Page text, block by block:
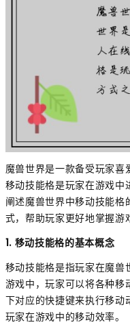
魔兽世界是一款备受玩家
移动技能格是玩家在游戏中
阐述魔兽世界中移动技能
式，帮助玩家更好地掌握游
1. 移动技能格的基本概念
移动技能格是指玩家在魔
游戏中，玩家可以将各种
下对应的快捷键来执行移
玩家在游戏中的移动效率。